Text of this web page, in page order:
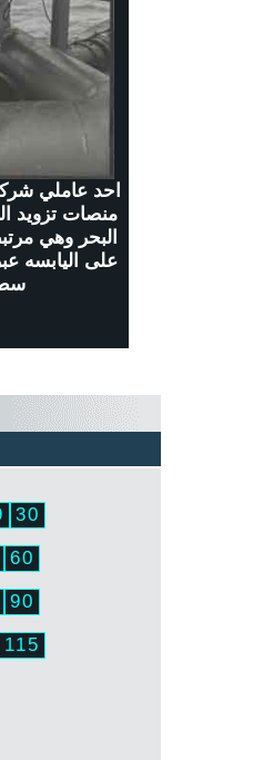
احد عاملي
منصات تزويد
البحر وهي
على اليابسه
30
60
90
115